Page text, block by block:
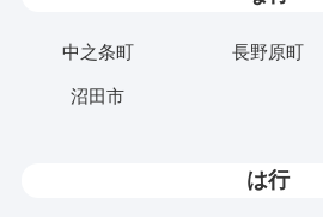
中之条町 長野原町
沼田市
は行